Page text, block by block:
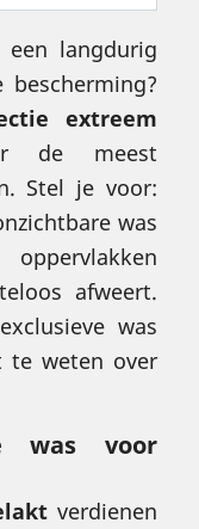
langdurig
extreem
de meest
Stel je voor:
was
afweert.
was
te weten over
was voor
verdienen